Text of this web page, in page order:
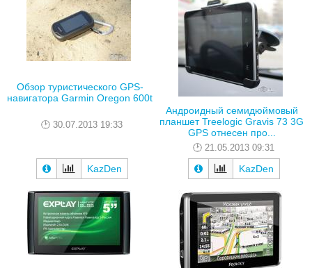
Обзор туристического GPS-
навигатора Garmin Oregon 600t
30.07.2013 19:33
KazDen
Андроидный семидюймовый
планшет Treelogic Gravis 73 3G
GPS отнесен про...
21.05.2013 09:31
KazDen